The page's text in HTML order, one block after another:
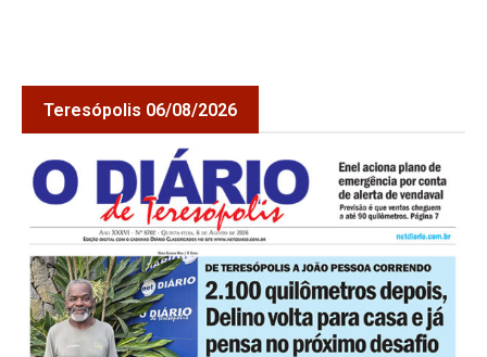
Teresópolis 06/08/2026